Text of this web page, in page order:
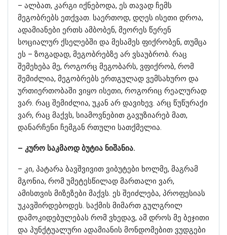
– ალბათ, კარგი იქნებოდა, ეს თავად ჩემს
მეგობრებს ეთქვათ. საერთოდ, დღეს ისეთი დროა,
ადამიანები ერთს ამბობენ, მეორეს წერენ
სოციალურ ქსელებში და მესამეს ფიქრობენ, თუმცა
ეს – ზოგადად, მეგობრებზე არ ვსაუბრობ. რაც
შემეხება მე, როგორც მეგობარს, ვფიქრობ, რომ
შემიძლია, მეგობრებს ერთგულად ვემსახურო და
ურთიერთობაში ვიყო ისეთი, როგორიც რეალურად
ვარ. რაც შემიძლია, უკან არ დავიხევ. არც წუწურაქი
ვარ, რაც მაქვს, სიამოვნებით გავუზიარებ მათ,
დანარჩენი ჩემგან რთული სათქმელია.
– კურო საკმაოდ ბუტია ნიშანია.
– კი, პატარა ბავშვივით ვიბუტები ხოლმე, მაგრამ
მგონია, რომ უმეტესწილად მართალი ვარ,
ამისთვის მიზეზები მაქვს. ეს შეიძლება, პროფესიას
უკავშირდებოდეს. საქმის მიმართ გულგრილ
დამოკიდებულებას რომ ვხედავ, ამ დროს მე ბეჯითი
და პუნქტუალური ადამიანის მონდომებით ვუდგები